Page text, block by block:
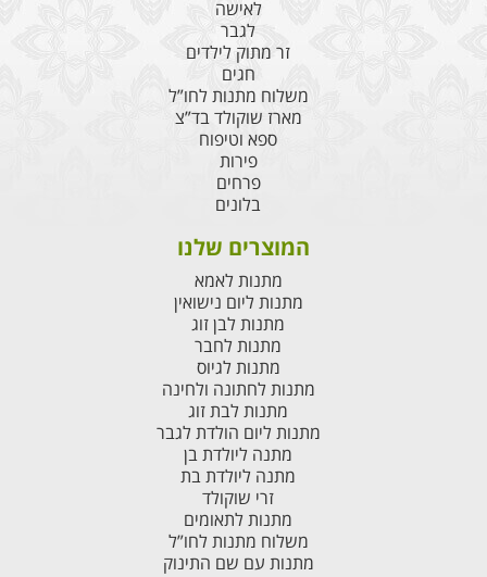
לאישה
לגבר
זר מתוק לילדים
חגים
משלוח מתנות לחו”ל
מארז שוקולד בד”צ
ספא וטיפוח
פירות
פרחים
בלונים
המוצרים שלנו
מתנות לאמא
מתנות ליום נישואין
מתנות לבן זוג
מתנות לחבר
מתנות לגיוס
מתנות לחתונה ולחינה
מתנות לבת זוג
מתנות ליום הולדת לגבר
מתנה ליולדת בן
מתנה ליולדת בת
זרי שוקולד
מתנות לתאומים
משלוח מתנות לחו”ל
מתנות עם שם התינוק